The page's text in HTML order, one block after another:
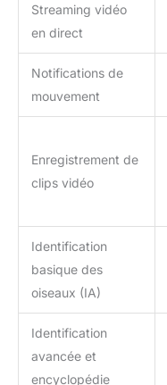
Streaming vidéo
en direct
Notifications de
mouvement
Enregistrement de
clips vidéo
Identification
basique des
oiseaux (IA)
Identification
avancée et
encyclopédie